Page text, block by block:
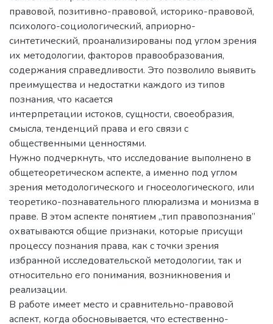
правовой, позитивно-правовой, историко-правовой,
психолого-социологический, априорно-
синтетический, проанализированы под углом зрения
их методологии, факторов правообразования,
содержания справедливости. Это позволило выявить
преимущества и недостатки каждого из типов
познания, что касается
интерпретации истоков, сущности, своеобразия,
смысла, тенденций права и его связи с
общественными ценностями.
Нужно подчеркнуть, что исследование выполнено в
общетеоретическом аспекте, а именно под углом
зрения методологического и гносеологического, или
теоретико-познавательного плюрализма и монизма в
праве. В этом аспекте понятием „тип правопознания”
охватываются общие признаки, которые присущи
процессу познания права, как с точки зрения
избранной исследовательской методологии, так и
относительно его понимания, возникновения и
реализации.
В работе имеет место и сравнительно-правовой
аспект, когда обосновывается, что естественно-